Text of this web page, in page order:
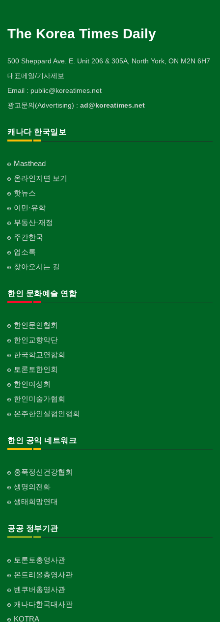
The Korea Times Daily
500 Sheppard Ave. E. Unit 206 & 305A, North York, ON M2N 6H7
대표메일/기사제보
Email : public@koreatimes.net
광고문의(Advertising) : ad@koreatimes.net
캐나다 한국일보
Masthead
온라인지면 보기
핫뉴스
이민·유학
부동산·재정
주간한국
업소록
찾아오시는 길
한인 문화예술 연합
한인문인협회
한인교향악단
한국학교연합회
토론토한인회
한인여성회
한인미술가협회
온주한인실협인협회
한인 공익 네트워크
홍푹정신건강협회
생명의전화
생태희망연대
공공 정부기관
토론토총영사관
몬트리올총영사관
벤쿠버총영사관
캐나다한국대사관
KOTRA